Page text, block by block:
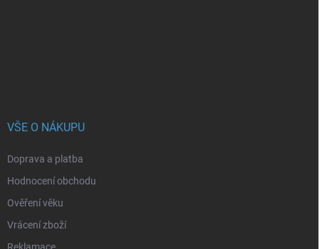
VŠE O NÁKUPU
Doprava a platba
Hodnocení obchodu
Ověření věku
Vrácení zboží